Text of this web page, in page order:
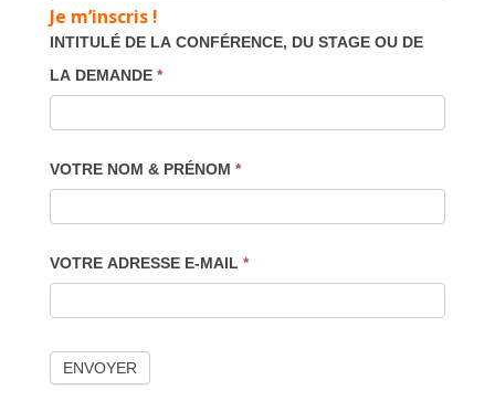
Je m’inscris !
INTITULÉ DE LA CONFÉRENCE, DU STAGE OU DE
LA DEMANDE *
VOTRE NOM & PRÉNOM *
VOTRE ADRESSE E-MAIL *